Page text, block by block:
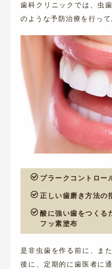
歯科クリニックでは、虫
のような予防治療を行って
プラークコントロー
正しい歯磨き方法の
酸に強い歯をつくる
フッ素塗布
是非虫歯を作る前に、ま
後に、定期的に歯医者に